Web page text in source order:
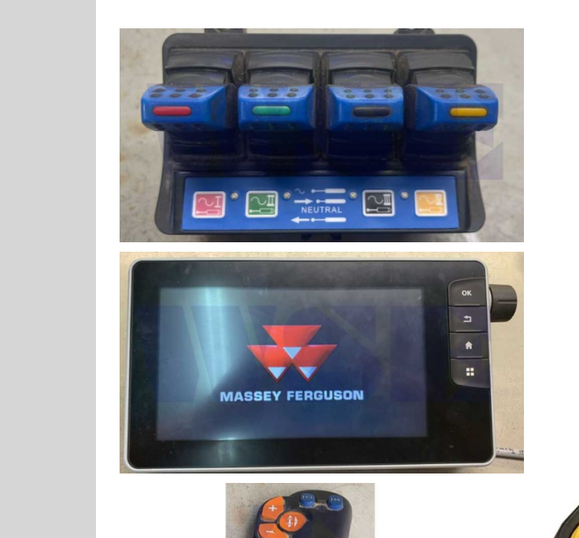
MF Agco-M2 Instrumentenbrett
MF